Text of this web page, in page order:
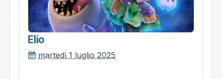
Elio
martedì 1 luglio 2025